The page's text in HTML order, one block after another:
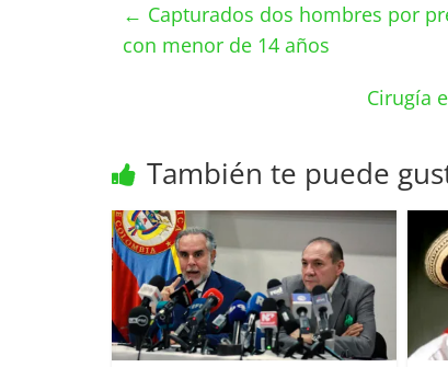
← Capturados dos hombres por
con menor de 14 años
Cirugía
También te puede